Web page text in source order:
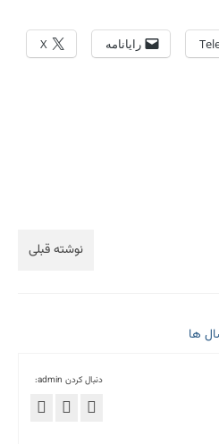
رایانامه X
نوشته قبلی
ها
دنبال کردن admin: